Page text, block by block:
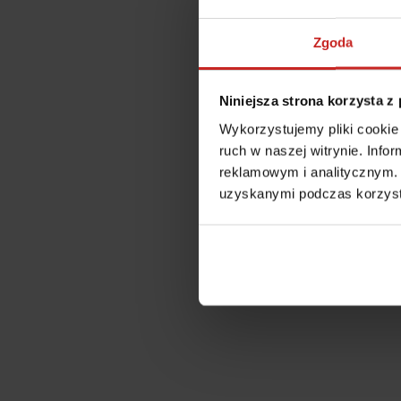
Zgoda
Niniejsza strona korzysta z
Wykorzystujemy pliki
ruch w naszej witrynie.
reklamowym i
uzyskanymi podczas